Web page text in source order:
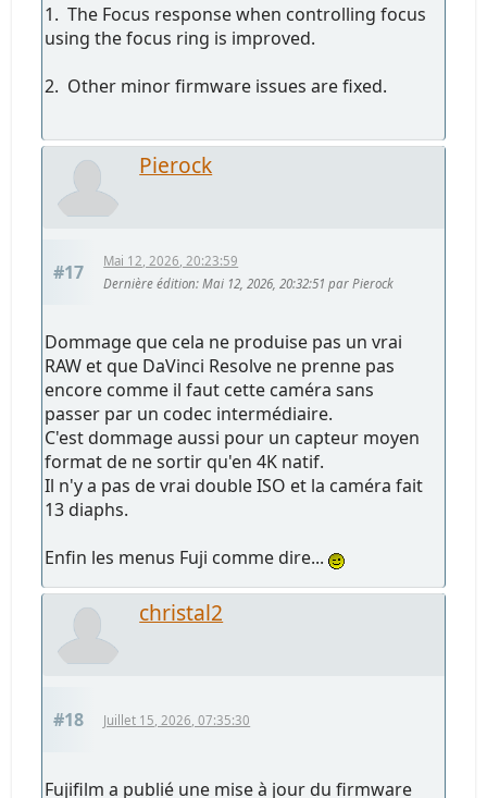
1. The Focus response when controlling focus
using the focus ring is improved.
2. Other minor firmware issues are fixed.
Pierock
#17
Mai 12, 2026, 20:23:59
Dernière édition: Mai 12, 2026, 20:32:51 par Pierock
Dommage que cela ne produise pas un vrai
RAW et que DaVinci Resolve ne prenne pas
encore comme il faut cette caméra sans
passer par un codec intermédiaire.
C'est dommage aussi pour un capteur moyen
format de ne sortir qu'en 4K natif.
Il n'y a pas de vrai double ISO et la caméra fait
13 diaphs.
Enfin les menus Fuji comme dire...
christal2
#18 Juillet 15, 2026, 07:35:30
Fujifilm a publié une mise à jour du firmware